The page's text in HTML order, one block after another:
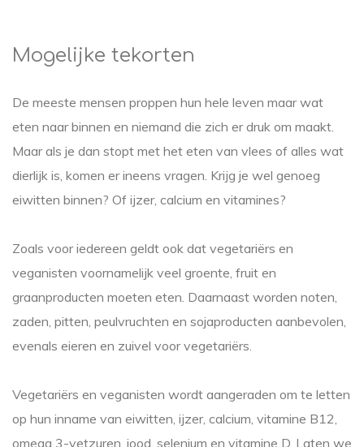
Mogelijke tekorten
De meeste mensen proppen hun hele leven maar wat
eten naar binnen en niemand die zich er druk om maakt.
Maar als je dan stopt met het eten van vlees of alles wat
dierlijk is, komen er ineens vragen. Krijg je wel genoeg
eiwitten binnen? Of ijzer, calcium en vitamines?
Zoals voor iedereen geldt ook dat vegetariërs en
veganisten voornamelijk veel groente, fruit en
graanproducten moeten eten. Daarnaast worden noten,
zaden, pitten, peulvruchten en sojaproducten aanbevolen,
evenals eieren en zuivel voor vegetariërs.
Vegetariërs en veganisten wordt aangeraden om te letten
op hun inname van eiwitten, ijzer, calcium, vitamine B12,
omega 3-vetzuren, jood, selenium en vitamine D. Laten we